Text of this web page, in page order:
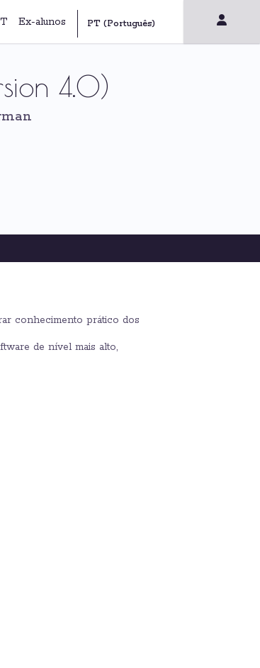
Ex-alunos
4.0)
conhecimento prático dos
de nível mais alto,